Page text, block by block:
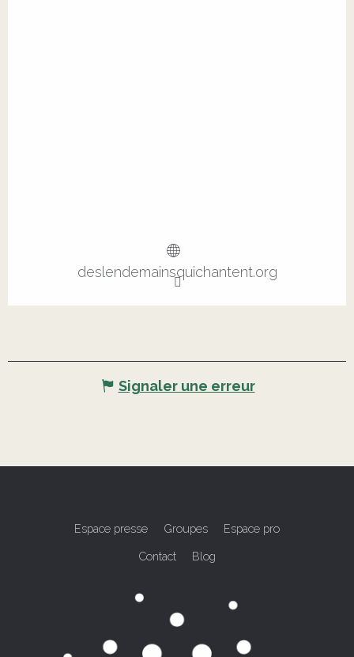
deslendemainsquichantent.org
Signaler une erreur
Espace presse Groupes Espace pro
Contact Blog